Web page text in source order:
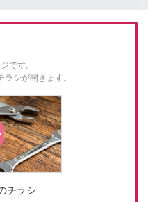
です。
シが開きます。
チラシ